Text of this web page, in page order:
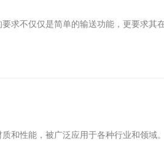
求不仅仅是简单的输送功能，更要求
和性能，被广泛应用于各种行业和领